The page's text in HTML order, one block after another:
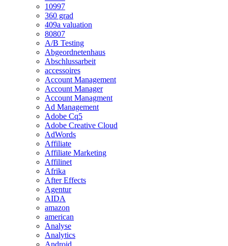
10997
360 grad
409a valuation
80807
A/B Testing
Abgeordnetenhaus
Abschlussarbeit
accessoires
Account Management
Account Manager
Account Managment
Ad Management
Adobe Cq5
Adobe Creative Cloud
AdWords
Affiliate
Affiliate Marketing
Affilinet
Afrika
After Effects
Agentur
AIDA
amazon
american
Analyse
Analytics